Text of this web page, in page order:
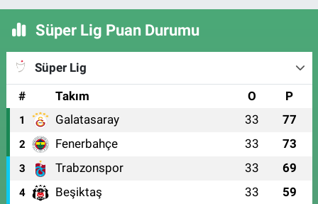
Süper Lig Puan Durumu
Süper Lig
#
Takım O P
1 Galatasaray 33 77
2 Fenerbahçe 33 73
3 Trabzonspor 33 69
4 Beşiktaş 33 59